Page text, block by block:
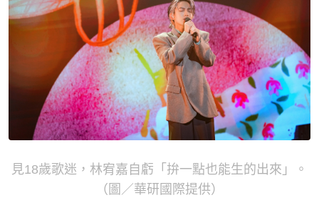
見18歲歌迷，林宥嘉自虧「拚一點也能生的出來」。
（圖／華研國際提供）